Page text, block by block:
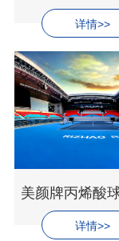
详情>>
美颜牌丙烯酸
详情>>